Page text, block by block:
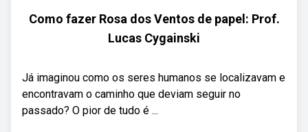
Como fazer Rosa dos Ventos de papel: Prof.
Lucas Cygainski
Já imaginou como os seres humanos se localizavam e
encontravam o caminho que deviam seguir no
passado? O pior de tudo é ...